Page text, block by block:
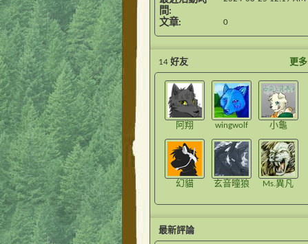
間
文章 0
更多
14 好友
阿翔 wingwolf 小龜
幻貓 玄音曈狼 Ms.異凡
最新評論